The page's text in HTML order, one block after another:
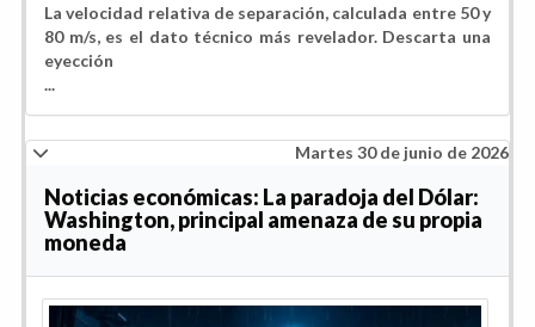
La velocidad relativa de separación, calculada entre 50 y
80 m/s, es el dato técnico más revelador. Descarta una
eyección
...
Martes 30 de junio de 2026
Noticias económicas: La paradoja del Dólar:
Washington, principal amenaza de su propia
moneda